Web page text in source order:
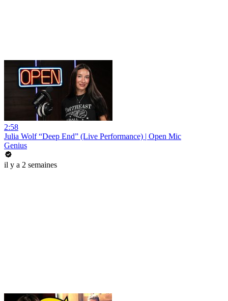
2:58
Julia Wolf “Deep End” (Live Performance) | Open Mic
Genius
il y a 2 semaines